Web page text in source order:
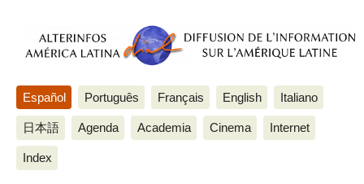
Español Português Français English Italiano
日本語 Agenda Academia Cinema Internet
Index